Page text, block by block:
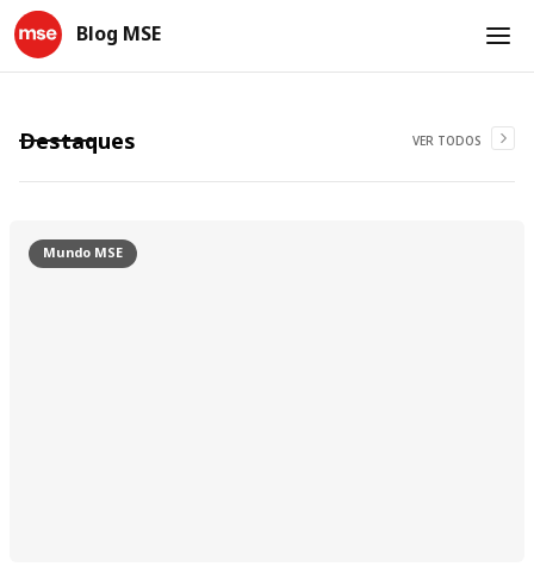
Blog MSE
Destaques VER TODOS
Mundo MSE